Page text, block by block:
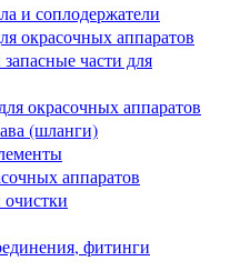
и соплодержатели
окрасочных аппаратов
части для
окрасочных аппаратов
(шланги)
аппаратов
фитинги